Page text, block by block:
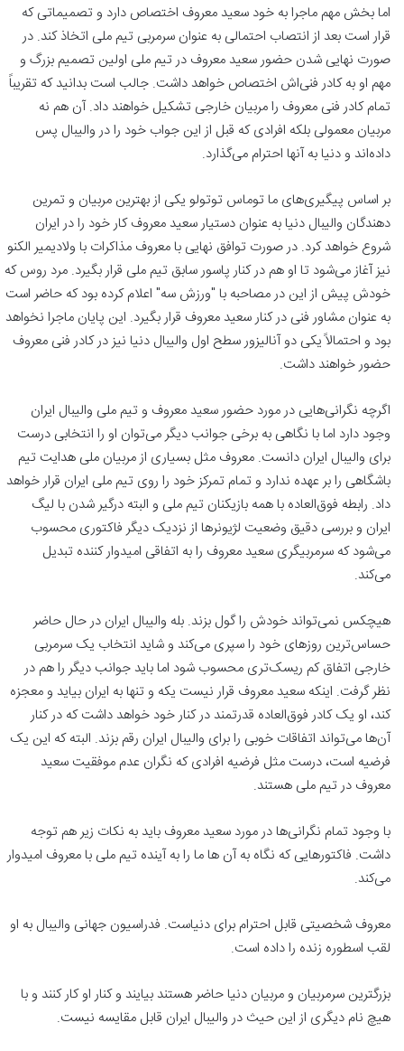
اما بخش مهم ماجرا به خود سعید معروف اختصاص دارد و تصمیماتی که
قرار است بعد از انتصاب احتمالی به عنوان سرمربی تیم ملی اتخاذ کند. در
صورت نهایی شدن حضور سعید معروف در تیم ملی اولین تصمیم بزرگ و
مهم او به کادر فنی‌اش اختصاص خواهد داشت. جالب است بدانید که تقریباً
تمام کادر فنی معروف را مربیان خارجی تشکیل خواهند داد. آن هم نه
مربیان معمولی بلکه افرادی که قبل از این جواب خود را در والیبال پس
داده‌اند و دنیا به آنها احترام می‌گذارد.
بر اساس پیگیری‌های ما توماس توتولو یکی از بهترین مربیان و تمرین
دهندگان والیبال دنیا به عنوان دستیار سعید معروف کار خود را در ایران
شروع خواهد کرد. در صورت توافق نهایی با معروف مذاکرات با ولادیمیر الکنو
نیز آغاز می‌شود تا او هم در کنار پاسور سابق تیم ملی قرار بگیرد. مرد روس که
خودش پیش از این در مصاحبه با "ورزش سه" اعلام کرده بود که حاضر است
به عنوان مشاور فنی در کنار سعید معروف قرار بگیرد. این پایان ماجرا نخواهد
بود و احتمالاً یکی دو آنالیزور سطح اول والیبال دنیا نیز در کادر فنی معروف
حضور خواهند داشت.
اگرچه نگرانی‌هایی در مورد حضور سعید معروف و تیم ملی والیبال ایران
وجود دارد اما با نگاهی به برخی جوانب دیگر می‌توان او را انتخابی درست
برای والیبال ایران دانست. معروف مثل بسیاری از مربیان ملی هدایت تیم
باشگاهی را بر عهده ندارد و تمام تمرکز خود را روی تیم ملی ایران قرار خواهد
داد. رابطه فوق‌العاده با همه بازیکنان تیم ملی و البته درگیر شدن با لیگ
ایران و بررسی دقیق وضعیت لژیونرها از نزدیک دیگر فاکتوری محسوب
می‌شود که سرمربیگری سعید معروف را به اتفاقی امیدوار کننده تبدیل
می‌کند.
هیچکس نمی‌تواند خودش را گول بزند. بله والیبال ایران در حال حاضر
حساس‌ترین روزهای خود را سپری می‌کند و شاید انتخاب یک سرمربی
خارجی اتفاق کم ریسک‌تری محسوب شود اما باید جوانب دیگر را هم در
نظر گرفت. اینکه سعید معروف قرار نیست یکه و تنها به ایران بیاید و معجزه
کند، او یک کادر فوق‌العاده قدرتمند در کنار خود خواهد داشت که در کنار
آن‌ها می‌تواند اتفاقات خوبی را برای والیبال ایران رقم بزند. البته که این یک
فرضیه است، درست مثل فرضیه افرادی که نگران عدم موفقیت سعید
معروف در تیم ملی هستند.
با وجود تمام نگرانی‌ها در مورد سعید معروف باید به نکات زیر هم توجه
داشت. فاکتورهایی که نگاه به آن ها ما را به آینده تیم ملی با معروف امیدوار
می‌کند.
معروف شخصیتی قابل احترام برای دنیاست. فدراسیون جهانی والیبال به او
لقب اسطوره زنده را داده است.
بزرگترین سرمربیان و مربیان دنیا حاضر هستند بیایند و کنار او کار کنند و با
هیچ نام دیگری از این حیث در والیبال ایران قابل مقایسه نیست.